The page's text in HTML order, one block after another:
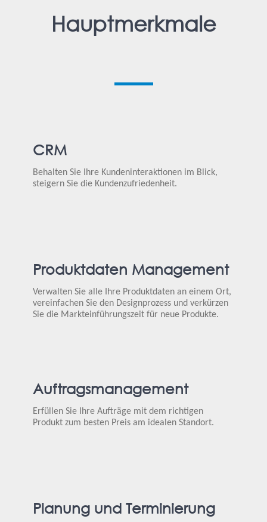
Hauptmerkmale
CRM
Behalten Sie Ihre Kundeninteraktionen im Blick,
steigern Sie die Kundenzufriedenheit.
Produktdaten Management
Verwalten Sie alle Ihre Produktdaten an einem Ort,
vereinfachen Sie den Designprozess und verkürzen
Sie die Markteinführungszeit für neue Produkte.
Auftragsmanagement
Erfüllen Sie Ihre Aufträge mit dem richtigen
Produkt zum besten Preis am idealen Standort.
Planung und Terminierung